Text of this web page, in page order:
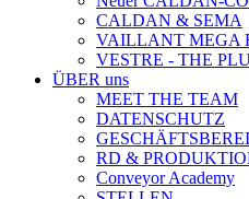
CALDAN & SEMA
VAILLANT MEGA
VESTRE - THE
ÜBER uns
MEET THE TEAM
DATENSCHUTZ
RD &
Conveyor Academy